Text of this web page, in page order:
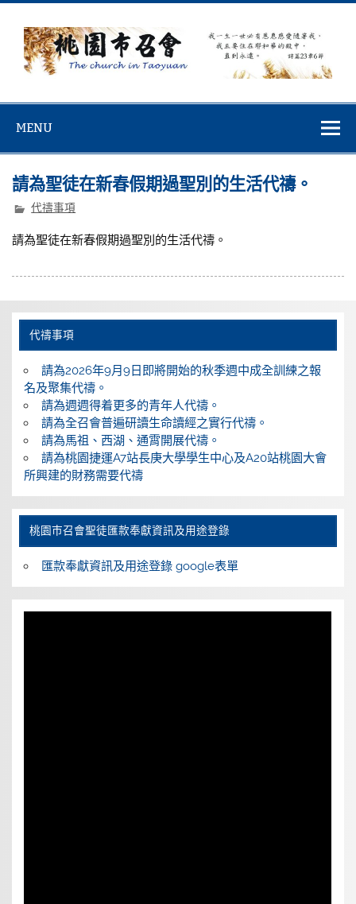
Skip
content
MENU
請為聖徒在新春假期過聖別的生活代禱。
代禱事項
請為聖徒在新春假期過聖別的生活代禱。
代禱事項
請為2026年9月9日即將開始的秋季週中成全訓練之報
名及聚集代禱。
請為週週得着更多的青年人代禱。
請為全召會普遍研讀生命讀經之實行代禱。
請為馬祖、西湖、通霄開展代禱。
請為桃園捷運A7站長庚大學學生中心及A20站桃園大會
所興建的財務需要代禱
桃園巿召會聖徒匯款奉獻資訊及用途登錄
匯款奉獻資訊及用途登錄 google表單